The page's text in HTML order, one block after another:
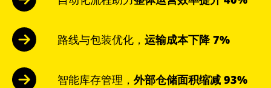
路线与包装优化， 运输成本下降 7%
智能库存管理， 外部仓储面积缩减 93%